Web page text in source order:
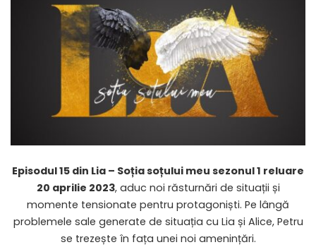
Episodul 15 din Lia – Soția soțului meu sezonul 1 reluare
20 aprilie 2023, aduc noi răsturnări de situații și
momente tensionate pentru protagoniști. Pe lângă
problemele sale generate de situația cu Lia și Alice, Petru
se trezește în fața unei noi amenințări.